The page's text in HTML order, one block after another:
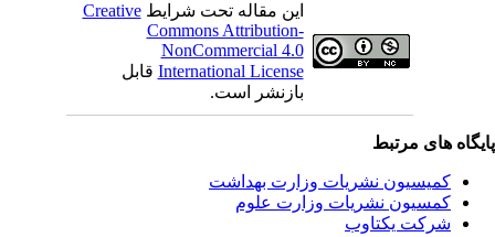
این مقاله تحت شرایطCreative
Commons Attribution-
NonCommercial 4.0
International Licenseقابل
بازنشر است.
های مرتبط
کمیسیون نشریات وزارت بهداشت
کمسیون نشریات وزارت علوم
شرکت یکتاوب